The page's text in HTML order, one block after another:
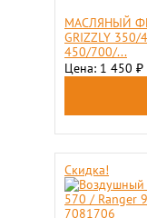
МАСЛЯНЫЙ
GRIZZLY
450/700/...
Цена: 1 450 ₽
Скидка!